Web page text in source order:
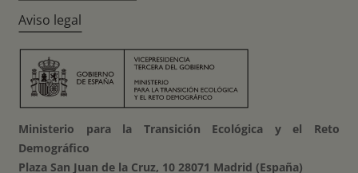
Aviso legal
Ministerio para la Transición Ecológica y el Reto
Demográfico
Plaza San Juan de la Cruz, 10 28071 Madrid (España)